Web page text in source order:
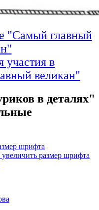
"Самый главный
участия в
великан"
в деталях"
шрифта
увеличить размер шрифта